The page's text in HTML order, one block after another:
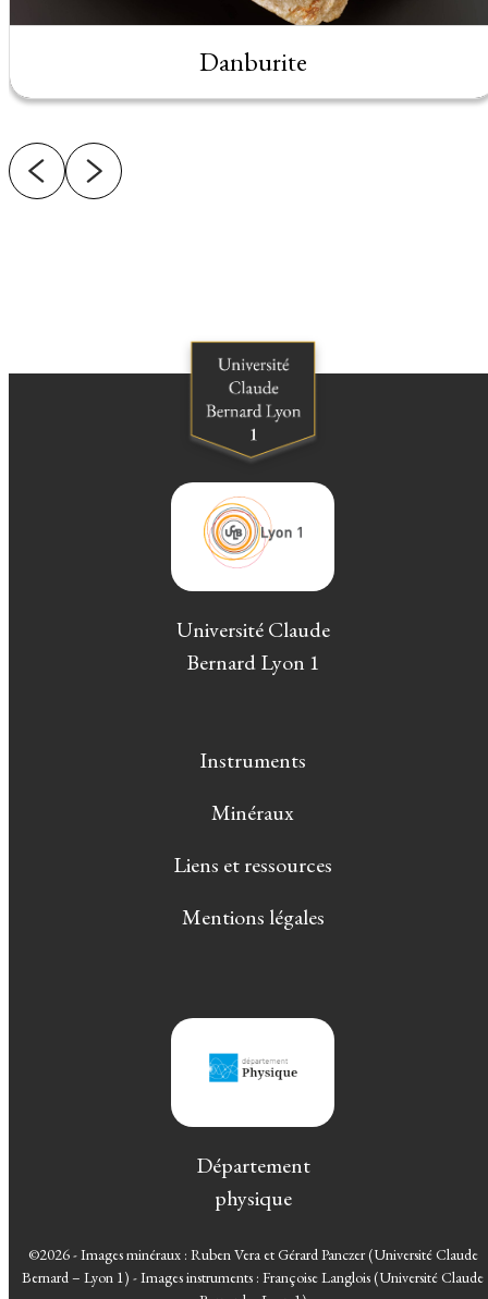
Danburite
Université Claude
Bernard Lyon 1
Instruments
Minéraux
Liens et ressources
Mentions légales
Département
physique
©2026 - Images minéraux : Ruben Vera et Gérard Panczer (Université Claude
Bernard – Lyon 1) - Images instruments : Françoise Langlois (Université Claude